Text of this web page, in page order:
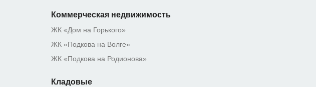
Коммерческая недвижимость
ЖК «Дом на Горького»
ЖК «Подкова на Волге»
ЖК «Подкова на Родионова»
Кладовые